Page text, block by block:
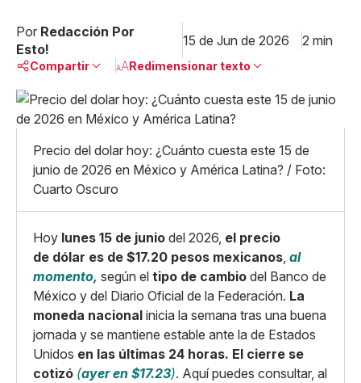
Por Redacción Por
Esto!
15 de Jun de 2026 2 min
Compartir
Linkedin
X
Whatsapp
Copiar enlace
Redimensionar texto
Pequeño
Mediano
Grande
Precio del dolar hoy: ¿Cuánto cuesta este 15 de
junio de 2026 en México y América Latina? / Foto:
Cuarto Oscuro
Hoy lunes 15 de junio del 2026, el precio
de dólar es de $17.20 pesos mexicanos, al
momento, según el tipo de cambio del Banco de
México y del Diario Oficial de la Federación. La
moneda nacional inicia la semana tras una buena
jornada y se mantiene estable ante la de Estados
Unidos en las últimas 24 horas. El cierre se
cotizó (ayer en $17.23). Aquí puedes consultar, al